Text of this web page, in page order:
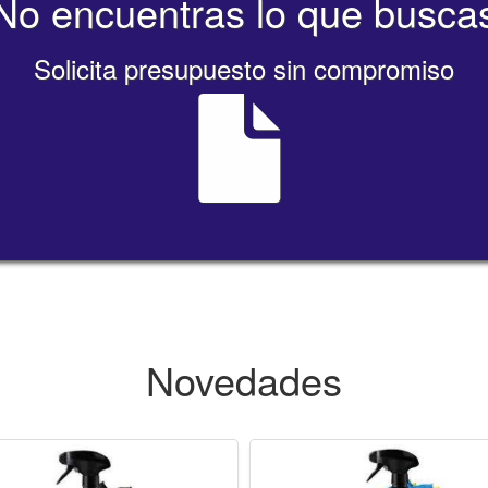
encuentras lo que
Solicita presupuesto sin compromiso
Novedades